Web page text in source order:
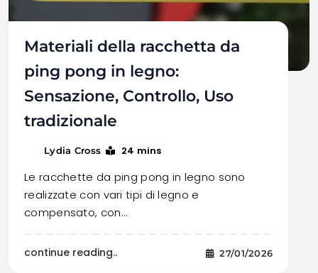
Materiali della racchetta da
ping pong in legno:
Sensazione, Controllo, Uso
tradizionale
Lydia Cross 24 mins
Le racchette da ping pong in legno sono
realizzate con vari tipi di legno e
compensato, con…
continue reading.. 27/01/2026